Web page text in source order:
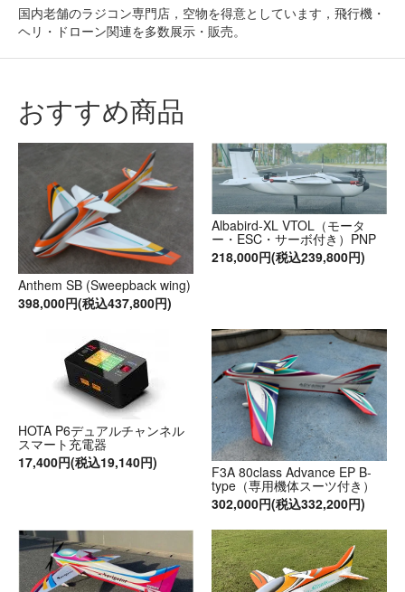
国内老舗のラジコン専門店，空物を得意としています，飛行機・
ヘリ・ドローン関連を多数展示・販売。
おすすめ商品
Anthem SB (Sweepback wing)
398,000円(税込437,800円)
Albabird-XL VTOL（モータ
ー・ESC・サーボ付き）PNP
218,000円(税込239,800円)
HOTA P6デュアルチャンネル
スマート充電器
17,400円(税込19,140円)
F3A 80class Advance EP B-
type（専用機体スーツ付き）
302,000円(税込332,200円)